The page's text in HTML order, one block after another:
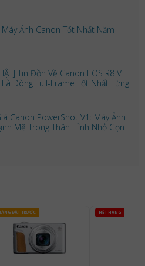
Ảnh Canon Tốt Nhất Năm
Tin Đồn Về Canon EOS R8 V
Là Dòng Full-Frame Tốt Nhất Từng
Canon PowerShot V1: Máy Ảnh
Mẽ Trong Thân Hình Nhỏ Gọn
ĐẶT TRƯỚC HẾT HÀNG